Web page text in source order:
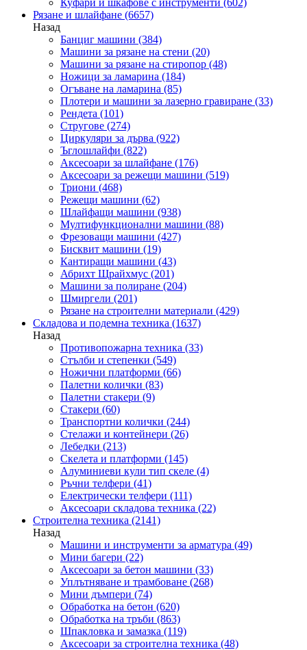
Куфари и шкафове с инструменти (602)
Рязане и шлайфане (6657)
Назад
Банциг машини (384)
Машини за рязане на стени (20)
Машини за рязане на стиропор (48)
Ножици за ламарина (184)
Огъване на ламарина (85)
Плотери и машини за лазерно гравиране (33)
Рендета (101)
Стругове (274)
Циркуляри за дърва (922)
Ъглошлайфи (822)
Аксесоари за шлайфане (176)
Аксесоари за режещи машини (519)
Триони (468)
Режещи машини (62)
Шлайфащи машини (938)
Мултифункционални машини (88)
Фрезоващи машини (427)
Бисквит машини (19)
Кантиращи машини (43)
Абрихт Щрайхмус (201)
Машини за полиране (204)
Шмиргели (201)
Рязане на строителни материали (429)
Складова и подемна техника (1637)
Назад
Противопожарна техника (33)
Стълби и степенки (549)
Ножични платформи (66)
Палетни колички (83)
Палетни стакери (9)
Стакери (60)
Транспортни колички (244)
Стелажи и контейнери (26)
Лебедки (213)
Скелета и платформи (145)
Алуминиеви кули тип скеле (4)
Ръчни телфери (41)
Електрически телфери (111)
Аксесоари складова техника (22)
Строителна техника (2141)
Назад
Машини и инструменти за арматура (49)
Мини багери (22)
Аксесоари за бетон машини (33)
Уплътняване и трамбоване (268)
Мини дъмпери (74)
Обработка на бетон (620)
Обработка на тръби (863)
Шпакловка и замазка (119)
Аксесоари за строителна техника (48)